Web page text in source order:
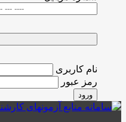
نام کاربری
رمز عبور
ورود